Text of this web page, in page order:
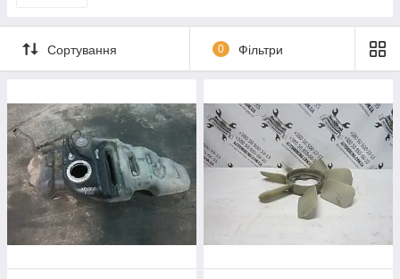
Сортування 0 Фільтри